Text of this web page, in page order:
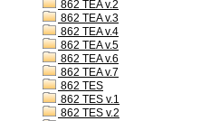
862 TEA v.2
862 TEA v.3
862 TEA v.4
862 TEA v.5
862 TEA v.6
862 TEA v.7
862 TES
862 TES v.1
862 TES v.2